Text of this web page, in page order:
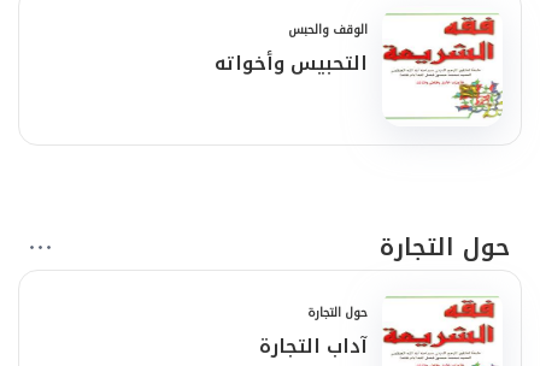
الوقف والحبس
التحبيس وأخواته
حول التجارة
حول التجارة
آداب التجارة